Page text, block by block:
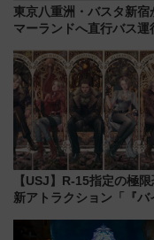
東京八重洲・バスタ新宿
マーランドへ直行バス運
推し活を楽しもう！（
8/1～31）
【USJ】R-15指定の極限
新アトラクション「『バ
ブ」今秋登場 ―予測不